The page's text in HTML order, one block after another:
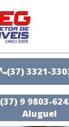
(37) 3321-
(37) 9 9803-
Aluguel